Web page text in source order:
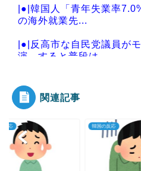
|●|韓国人「青年失業率
の海外就業先...
|●|反高市な自民党議員が
演、すると普段は...
Powered by livedoor 相互
関連記事
反応 韓国の反応